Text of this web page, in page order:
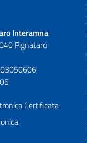
Interamna
Pignataro
Certificata